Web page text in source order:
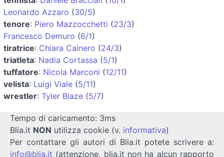
Leonardo Azzaro (30/5)
tenore: Piero Mazzocchetti (23/3)
Francesco Demuro (6/1)
tiratrice: Chiara Cainero (24/3)
triatleta: Nadia Cortassa (5/1)
tuffatore: Nicola Marconi (12/11)
velista: Luigi Viale (5/11)
wrestler: Tyler Blaze (5/7)
Tempo di caricamento: 3ms
Blia.it NON utilizza cookie (v. informativa)
Per contattare gli autori di Blia.it potete scrivere a:
info@blia.it (attenzione, blia.it non ha alcun rapporto